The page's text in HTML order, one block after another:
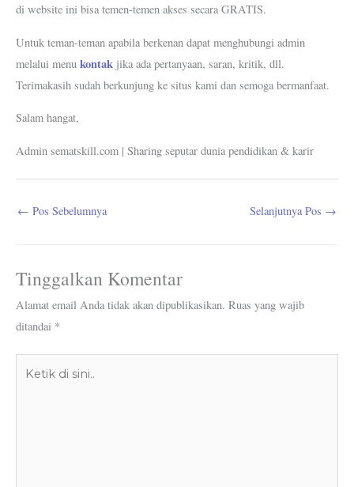
di website ini bisa temen-temen akses secara GRATIS.
Untuk teman-teman apabila berkenan dapat menghubungi admin
melalui menu kontak jika ada pertanyaan, saran, kritik, dll.
Terimakasih sudah berkunjung ke situs kami dan semoga bermanfaat.
Salam hangat,
Admin sematskill.com | Sharing seputar dunia pendidikan & karir
← Pos Sebelumnya Selanjutnya Pos →
Tinggalkan Komentar
Alamat email Anda tidak akan dipublikasikan. Ruas yang wajib
ditandai *